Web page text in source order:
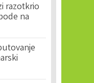
razotkrio
na